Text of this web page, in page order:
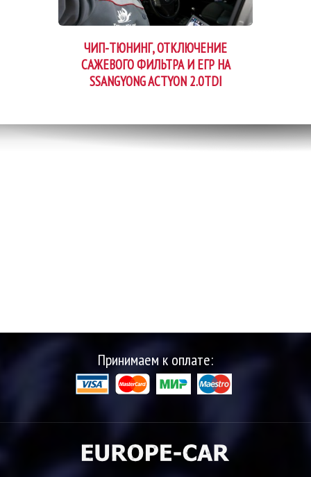
ЧИП-ТЮНИНГ, ОТКЛЮЧЕНИЕ
САЖЕВОГО ФИЛЬТРА И ЕГР НА
SSANGYONG ACTYON 2.0TDI
Принимаем к оплате: